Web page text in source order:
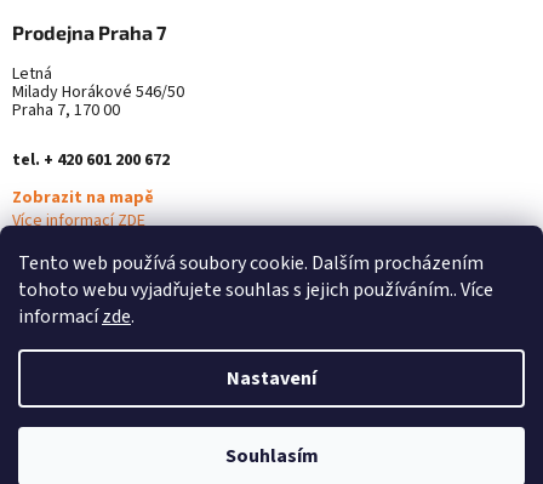
Tento web používá soubory cookie. Dalším procházením
tohoto webu vyjadřujete souhlas s jejich používáním.. Více
informacízde.
Nastavení
Souhlasím
Prodejna Praha 7
Letná
Milady Horákové 546/50
Praha 7, 170 00
tel. + 420 601 200 672
Zobrazit na mapě
Více informací ZDE
Vytvořil Shoptet
Alterna Medica. Všechna práva vyhrazena.